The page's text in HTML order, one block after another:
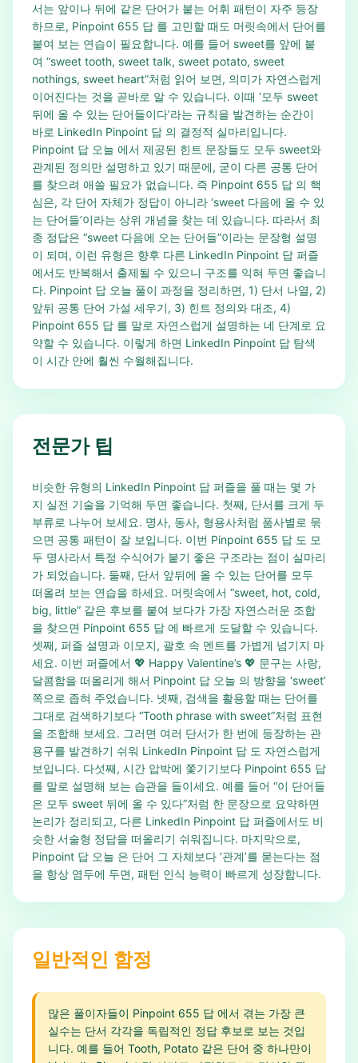
서는 앞이나 뒤에 같은 단어가 붙는 어휘 패턴이 자주 등장
하므로, Pinpoint 655 답 를 고민할 때도 머릿속에서 단어를
붙여 보는 연습이 필요합니다. 예를 들어 sweet를 앞에 붙
여 “sweet tooth, sweet talk, sweet potato, sweet
nothings, sweet heart”처럼 읽어 보면, 의미가 자연스럽게
이어진다는 것을 곧바로 알 수 있습니다. 이때 ‘모두 sweet
뒤에 올 수 있는 단어들이다’라는 규칙을 발견하는 순간이
바로 LinkedIn Pinpoint 답 의 결정적 실마리입니다.
Pinpoint 답 오늘 에서 제공된 힌트 문장들도 모두 sweet와
관계된 정의만 설명하고 있기 때문에, 굳이 다른 공통 단어
를 찾으려 애쓸 필요가 없습니다. 즉 Pinpoint 655 답 의 핵
심은, 각 단어 자체가 정답이 아니라 ‘sweet 다음에 올 수 있
는 단어들’이라는 상위 개념을 찾는 데 있습니다. 따라서 최
종 정답은 “sweet 다음에 오는 단어들”이라는 문장형 설명
이 되며, 이런 유형은 향후 다른 LinkedIn Pinpoint 답 퍼즐
에서도 반복해서 출제될 수 있으니 구조를 익혀 두면 좋습니
다. Pinpoint 답 오늘 풀이 과정을 정리하면, 1) 단서 나열, 2)
앞뒤 공통 단어 가설 세우기, 3) 힌트 정의와 대조, 4)
Pinpoint 655 답 를 말로 자연스럽게 설명하는 네 단계로 요
약할 수 있습니다. 이렇게 하면 LinkedIn Pinpoint 답 탐색
이 시간 안에 훨씬 수월해집니다.
전문가 팁
비슷한 유형의 LinkedIn Pinpoint 답 퍼즐을 풀 때는 몇 가
지 실전 기술을 기억해 두면 좋습니다. 첫째, 단서를 크게 두
부류로 나누어 보세요. 명사, 동사, 형용사처럼 품사별로 묶
으면 공통 패턴이 잘 보입니다. 이번 Pinpoint 655 답 도 모
두 명사라서 특정 수식어가 붙기 좋은 구조라는 점이 실마리
가 되었습니다. 둘째, 단서 앞뒤에 올 수 있는 단어를 모두
떠올려 보는 연습을 하세요. 머릿속에서 “sweet, hot, cold,
big, little” 같은 후보를 붙여 보다가 가장 자연스러운 조합
을 찾으면 Pinpoint 655 답 에 빠르게 도달할 수 있습니다.
셋째, 퍼즐 설명과 이모지, 괄호 속 멘트를 가볍게 넘기지 마
세요. 이번 퍼즐에서 💖 Happy Valentine’s 💖 문구는 사랑,
달콤함을 떠올리게 해서 Pinpoint 답 오늘 의 방향을 ‘sweet’
쪽으로 좁혀 주었습니다. 넷째, 검색을 활용할 때는 단어를
그대로 검색하기보다 “Tooth phrase with sweet”처럼 표현
을 조합해 보세요. 그러면 여러 단서가 한 번에 등장하는 관
용구를 발견하기 쉬워 LinkedIn Pinpoint 답 도 자연스럽게
보입니다. 다섯째, 시간 압박에 쫓기기보다 Pinpoint 655 답
를 말로 설명해 보는 습관을 들이세요. 예를 들어 “이 단어들
은 모두 sweet 뒤에 올 수 있다”처럼 한 문장으로 요약하면
논리가 정리되고, 다른 LinkedIn Pinpoint 답 퍼즐에서도 비
슷한 서술형 정답을 떠올리기 쉬워집니다. 마지막으로,
Pinpoint 답 오늘 은 단어 그 자체보다 ‘관계’를 묻는다는 점
을 항상 염두에 두면, 패턴 인식 능력이 빠르게 성장합니다.
일반적인 함정
많은 풀이자들이 Pinpoint 655 답 에서 겪는 가장 큰
실수는 단서 각각을 독립적인 정답 후보로 보는 것입
니다. 예를 들어 Tooth, Potato 같은 단어 중 하나만이